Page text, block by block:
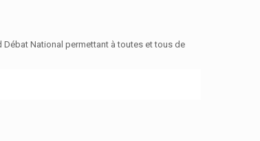
Débat National permettant à toutes et tous de